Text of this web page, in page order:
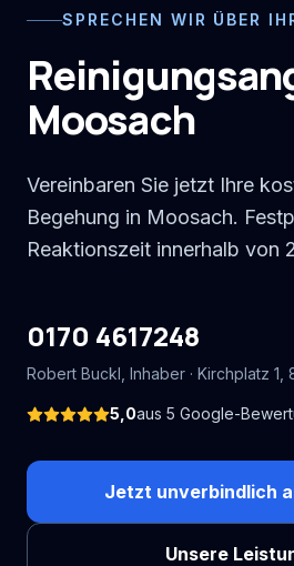
SPRECHEN WIR ÜBER
Moosach
Vereinbaren Sie jetzt Ihre
Begehung in Moosach.
Reaktionszeit innerhalb von
0170 4617248
Robert Buckl , Inhaber · Kirchplatz 1
5,0aus 5 Google-
Jetzt unverbindlich
Unsere